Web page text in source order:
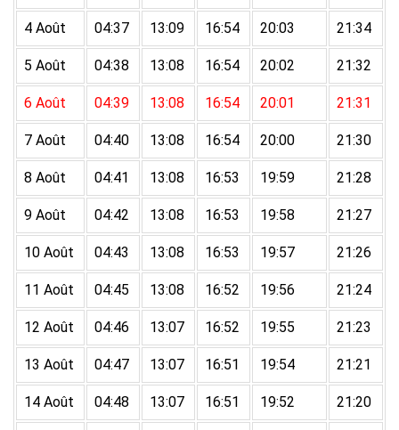
4 Août 04:37 13:09 16:54 20:03 21:34
5 Août 04:38 13:08 16:54 20:02 21:32
6 Août 04:39 13:08 16:54 20:01 21:31
7 Août 04:40 13:08 16:54 20:00 21:30
8 Août 04:41 13:08 16:53 19:59 21:28
9 Août 04:42 13:08 16:53 19:58 21:27
10 Août 04:43 13:08 16:53 19:57 21:26
11 Août 04:45 13:08 16:52 19:56 21:24
12 Août 04:46 13:07 16:52 19:55 21:23
13 Août 04:47 13:07 16:51 19:54 21:21
14 Août 04:48 13:07 16:51 19:52 21:20